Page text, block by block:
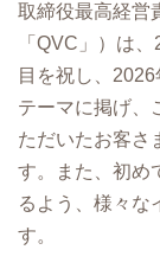
取締役最⾼経営
「QVC」）は
目を祝し、
テーマに掲げ、
ただいたお客さ
す。また、初め
るよう、様々な
す。